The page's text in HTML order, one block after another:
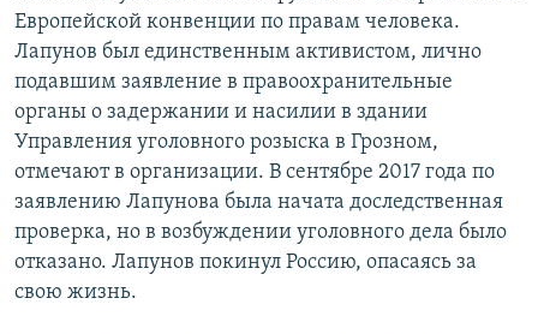
Европейской конвенции по правам человека.
Лапунов был единственным активистом, лично
подавшим заявление в правоохранительные
органы о задержании и насилии в здании
Управления уголовного розыска в Грозном,
отмечают в организации. В сентябре 2017 года по
заявлению Лапунова была начата доследственная
проверка, но в возбуждении уголовного дела было
отказано. Лапунов покинул Россию, опасаясь за
свою жизнь.